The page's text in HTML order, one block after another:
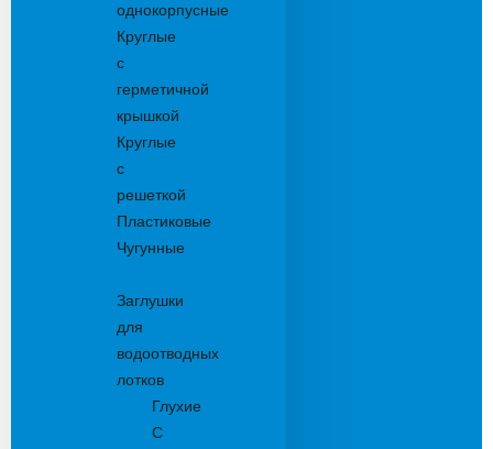
однокорпусные
Круглые
с
герметичной
крышкой
Круглые
с
решеткой
Пластиковые
Чугунные
Заглушки
для
водоотводных
лотков
Глухие
С